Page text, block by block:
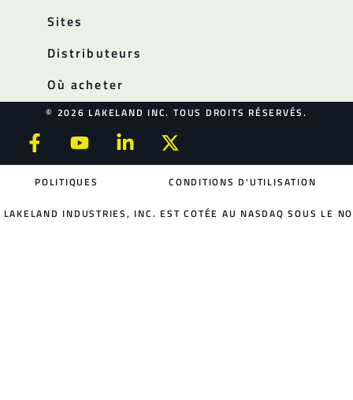
Sites
Distributeurs
Où acheter
© 2026 LAKELAND INC. TOUS DROITS RÉSERVÉS.
POLITIQUES CONDITIONS D'UTILISATION
LAKELAND INDUSTRIES, INC. EST COTÉE AU NASDAQ SOUS LE